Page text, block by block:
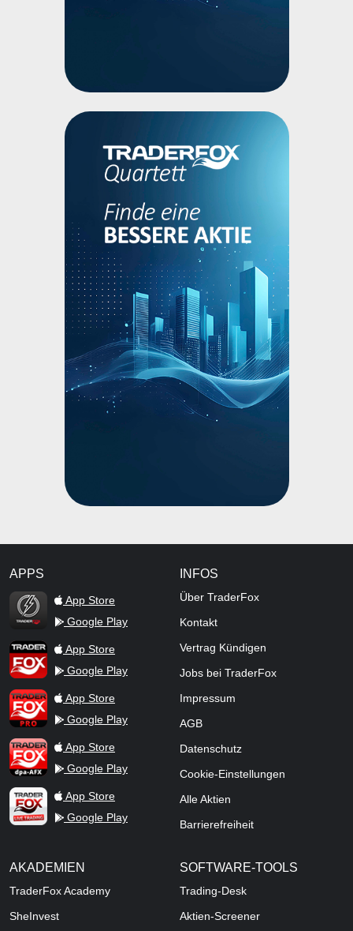
APPS
TraderFox Flash
App Store
Google Play
TraderFox AppApp Store
Google Play
TraderFox ProApp Store
Google Play
TraderFox dpa-AFX ProFeed
App Store
Google Play
TraderFox Live Trading
App Store
Google Play
INFOS
Über TraderFox
Kontakt
Vertrag Kündigen
Jobs bei TraderFox
Impressum
AGB
Datenschutz
Cookie-Einstellungen
Alle Aktien
Barrierefreiheit
AKADEMIEN
TraderFox Academy
SheInvest
SOFTWARE-TOOLS
Trading-Desk
Aktien-Screener